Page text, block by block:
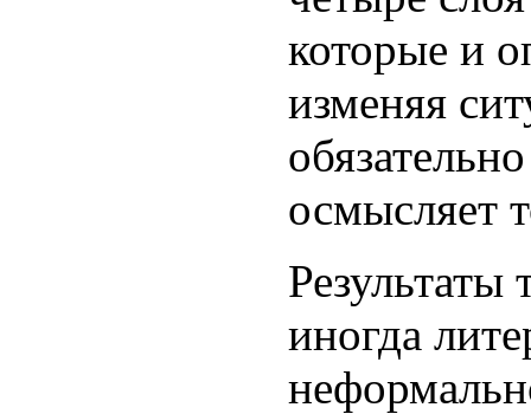
которые и
изменяя
осмысляет
Результаты
иногда